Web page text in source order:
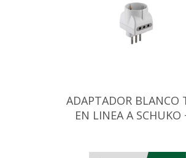
ADAPTADOR BLANCO
EN LINEA A SCHUKO